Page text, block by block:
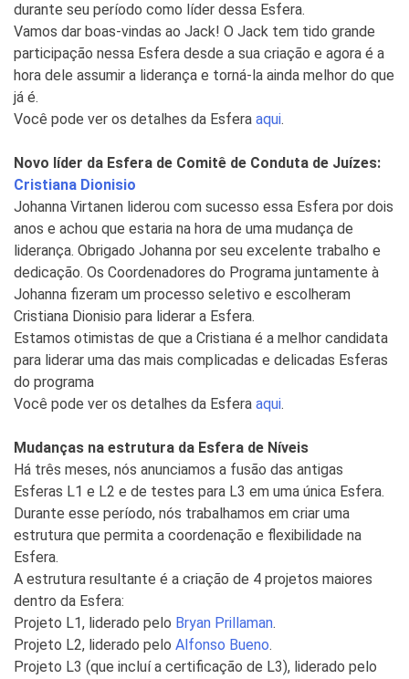
durante seu período como líder dessa Esfera.
Vamos dar boas-vindas ao Jack! O Jack tem tido grande
participação nessa Esfera desde a sua criação e agora é a
hora dele assumir a liderança e torná-la ainda melhor do que
já é.
Você pode ver os detalhes da Esfera aqui.
Novo líder da Esfera de Comitê de Conduta de Juízes:
Cristiana Dionisio
Johanna Virtanen liderou com sucesso essa Esfera por dois
anos e achou que estaria na hora de uma mudança de
liderança. Obrigado Johanna por seu excelente trabalho e
dedicação. Os Coordenadores do Programa juntamente à
Johanna fizeram um processo seletivo e escolheram
Cristiana Dionisio para liderar a Esfera.
Estamos otimistas de que a Cristiana é a melhor candidata
para liderar uma das mais complicadas e delicadas Esferas
do programa
Você pode ver os detalhes da Esfera aqui.
Mudanças na estrutura da Esfera de Níveis
Há três meses, nós anunciamos a fusão das antigas
Esferas L1 e L2 e de testes para L3 em uma única Esfera.
Durante esse período, nós trabalhamos em criar uma
estrutura que permita a coordenação e flexibilidade na
Esfera.
A estrutura resultante é a criação de 4 projetos maiores
dentro da Esfera:
Projeto L1, liderado pelo Bryan Prillaman.
Projeto L2, liderado pelo Alfonso Bueno.
Projeto L3 (que incluí a certificação de L3), liderado pelo